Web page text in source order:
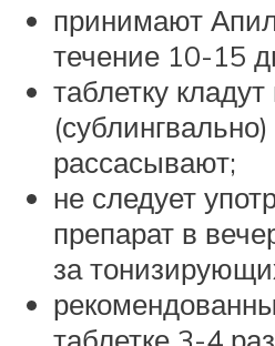
принимают
течение 10-15
таблетку
рассасывают;
не следует
препарат в
за